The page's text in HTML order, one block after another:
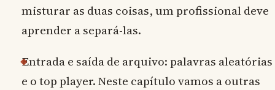
misturar as duas coisas, um profissional deve
aprender a separá-las.
Entrada e saída de arquivo: palavras aleatórias
e o top player. Neste capítulo vamos a outras